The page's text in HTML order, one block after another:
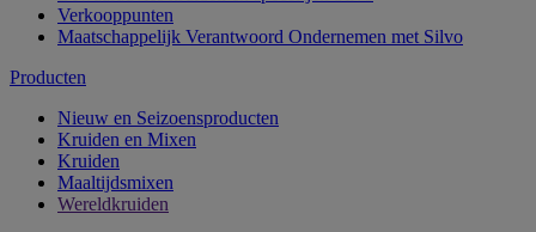
Verkooppunten
Maatschappelijk Verantwoord Ondernemen met Silvo
Producten
Nieuw en Seizoensproducten
Kruiden en Mixen
Kruiden
Maaltijdsmixen
Wereldkruiden